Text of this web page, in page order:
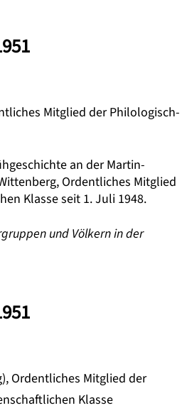
Mitglied der Philologisch-
an der Martin-
Ordentliches Mitglied
Klasse seit 1. Juli 1948.
und Völkern in der
Ordentliches Mitglied der
Klasse